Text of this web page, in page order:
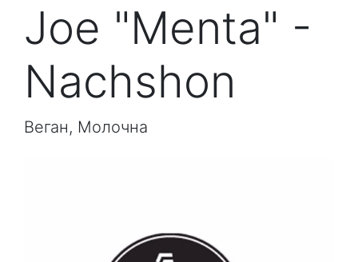
Joe "Menta" -
Nachshon
Веган, Молочна